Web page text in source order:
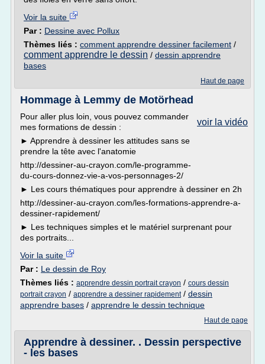
Voir la suite
Par : Dessine avec Pollux
Thèmes liés : comment apprendre dessiner facilement /
comment apprendre le dessin / dessin apprendre
bases
Haut de page
Hommage à Lemmy de Motörhead
voir la vidéo
Pour aller plus loin, vous pouvez commander
mes formations de dessin :
► Apprendre à dessiner les attitudes sans se
prendre la tête avec l'anatomie
http://dessiner-au-crayon.com/le-programme-
du-cours-donnez-vie-a-vos-personnages-2/
► Les cours thématiques pour apprendre à dessiner en 2h
http://dessiner-au-crayon.com/les-formations-apprendre-a-
dessiner-rapidement/
► Les techniques simples et le matériel surprenant pour
des portraits...
Voir la suite
Par : Le dessin de Roy
Thèmes liés : apprendre dessin portrait crayon / cours dessin
portrait crayon / apprendre a dessiner rapidement/ dessin
apprendre bases / apprendre le dessin technique
Haut de page
Apprendre à dessiner. . Dessin perspective
- les bases